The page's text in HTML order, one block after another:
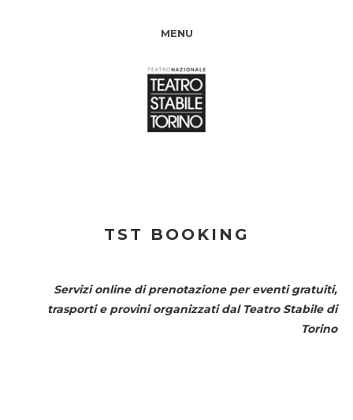
MENU
TST BOOKING
Servizi online di prenotazione per eventi gratuiti,
trasporti e provini organizzati dal Teatro Stabile di
Torino